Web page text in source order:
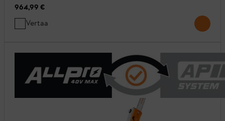
964,99 €
Vertaa